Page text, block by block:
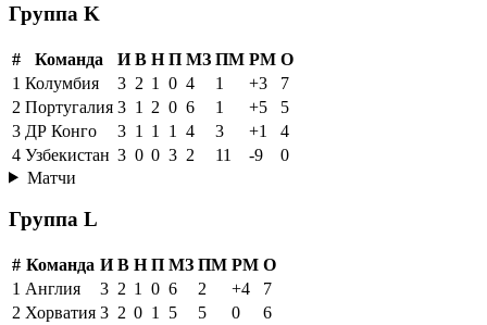
Группа K
# Команда И В Н П МЗ ПМ РМ О
1 Колумбия 3 2 1 0 4 1 +3
7
2 Португалия 3 1 2 0 6 1 +5
5
3 ДР Конго 3 1 1 1 4 3 +1
4
4 Узбекистан 3 0 0 3 2 11 -9
0
Матчи
Группа L
# Команда И В Н П МЗ ПМ РМ О
1 Англия 3 2 1 0 6 2 +4
7
2 Хорватия 3 2 0 1 5 5 0
6